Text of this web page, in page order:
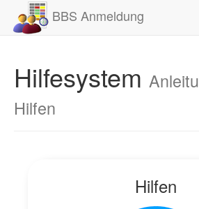
BBS Anmeldung
Hilfesystem
Hilfen
Hilfen